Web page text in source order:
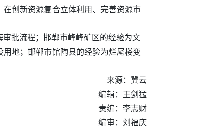
在创新资源复合立体利用、完善资源市
批流程；邯郸市峰峰矿区的经验为文
地；邯郸市馆陶县的经验为烂尾楼变
来源：冀云
编辑：王剑猛
责编：李志财
编审：刘福庆